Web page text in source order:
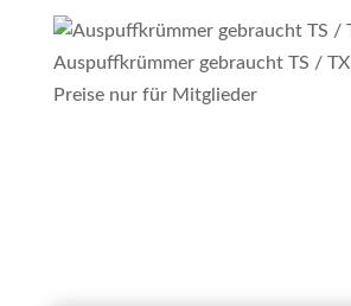
Auspuffkrümmer gebraucht TS / TX
Preise nur für Mitglieder